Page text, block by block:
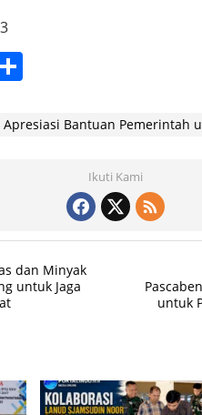
S
ar
Apresiasi Bantuan Pemerintah
Ikuti Kami
dan Minyak
untuk Jaga
untuk